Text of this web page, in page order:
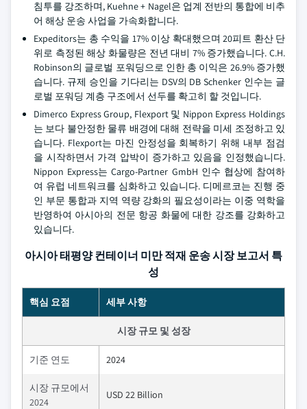
침투를 강조하며, Kuehne + Nagel은 업계 전반의 통합에 비추
어 해상 운송 사업을 가속화합니다.
Expeditors는 총 수익을 17% 이상 확대했으며 20피트 환산 단
위로 측정된 해상 화물량은 전년 대비 7% 증가했습니다. C.H.
Robinson의 글로벌 포워딩으로 인한 총 이익은 26.9% 증가했
습니다. 규제 승인을 기다리는 DSV의 DB Schenker 인수는 글
로벌 포워딩 계층 구조에서 선두를 확고히 할 것입니다.
Dimerco Express Group, Flexport 및 Nippon Express Holdings
는 보다 불안정한 물류 배경에 대해 전략을 미세 조정하고 있
습니다. Flexport는 마진 안정성을 회복하기 위해 내부 점검
을 시작하면서 가격 압박이 증가하고 있음을 인정했습니다.
Nippon Express는 Cargo-Partner GmbH 인수 협상에 참여하
여 유럽 네트워크를 심화하고 있습니다. 디메르코는 진행 중
인 부문 통합과 지역 역량 강화의 필요성이라는 이중 역학을
반영하여 아시아의 전문 항공 화물에 대한 강조를 강화하고
있습니다.
아시아 태평양 컨테이너 미만 적재 운송 시장 보고서 특
성
핵심 요점 세부 사항
시장 규모 및 성장
기준 연도 2024
시장 규모에서
2024
USD 22 Billion